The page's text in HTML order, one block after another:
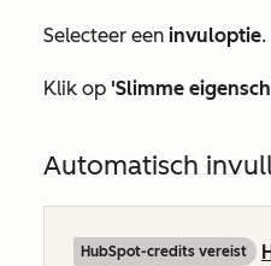
Selecteer een invuloptie.
Klik op 'Slimme
Automatisch
HubSpot-credits vereist